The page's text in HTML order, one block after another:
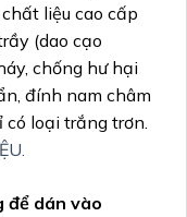
liệu cao cấp
(dao cạo
chống hư hại
đính nam châm
loại trắng trơn.
dán vào